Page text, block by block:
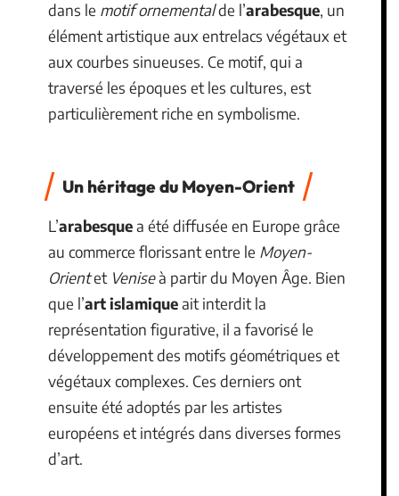
dans le motif ornementalde l’arabesque, un
élément artistique aux entrelacs végétaux et
aux courbes sinueuses. Ce motif, qui a
traversé les époques et les cultures, est
particulièrement riche en symbolisme.
Un héritage du Moyen-Orient
L’arabesquea été diffusée en Europe grâce
au commerce florissant entre le Moyen-
Orientet Veniseà partir du Moyen Âge. Bien
que l’art islamiqueait interdit la
représentation figurative, il a favorisé le
développement des motifs géométriques et
végétaux complexes. Ces derniers ont
ensuite été adoptés par les artistes
européens et intégrés dans diverses formes
d’art.